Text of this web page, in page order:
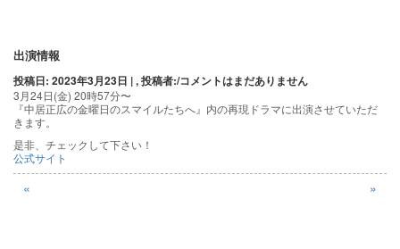
出演情報
投稿日: 2023年3月23日 | , 投稿者:/コメントはまだありません
3月24日(金) 20時57分〜
『中居正広の金曜日のスマイルたちへ』内の再現ドラマに出演させていただ
きます。
是非、チェックして下さい！
公式サイト
投
稿
ナ
ビ
ゲ
« »